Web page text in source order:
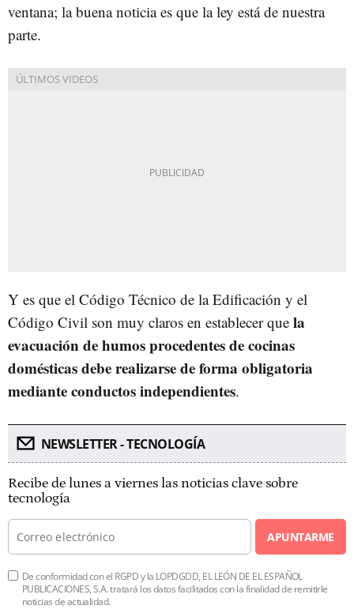
ventana; la buena noticia es que la ley está de nuestra
parte.
Y es que el Código Técnico de la Edificación y el
Código Civil son muy claros en establecer que la
evacuación de humos procedentes de cocinas
domésticas debe realizarse de forma obligatoria
mediante conductos independientes.
NEWSLETTER - TECNOLOGÍA
Recibe de lunes a viernes las noticias clave sobre
tecnología
APUNTARME
De conformidad con el RGPD y la LOPDGDD, EL LEÓN DE EL ESPAÑOL
PUBLICACIONES, S.A. tratará los datos facilitados con la finalidad de remitirle
noticias de actualidad.